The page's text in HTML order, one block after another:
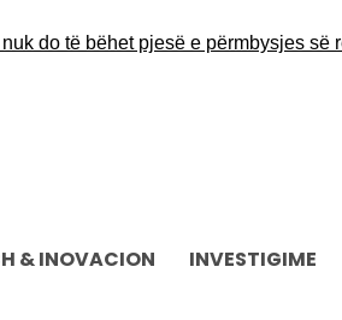
të bëhet pjesë e përmbysjes së rendit
& INOVACION INVESTIGIME